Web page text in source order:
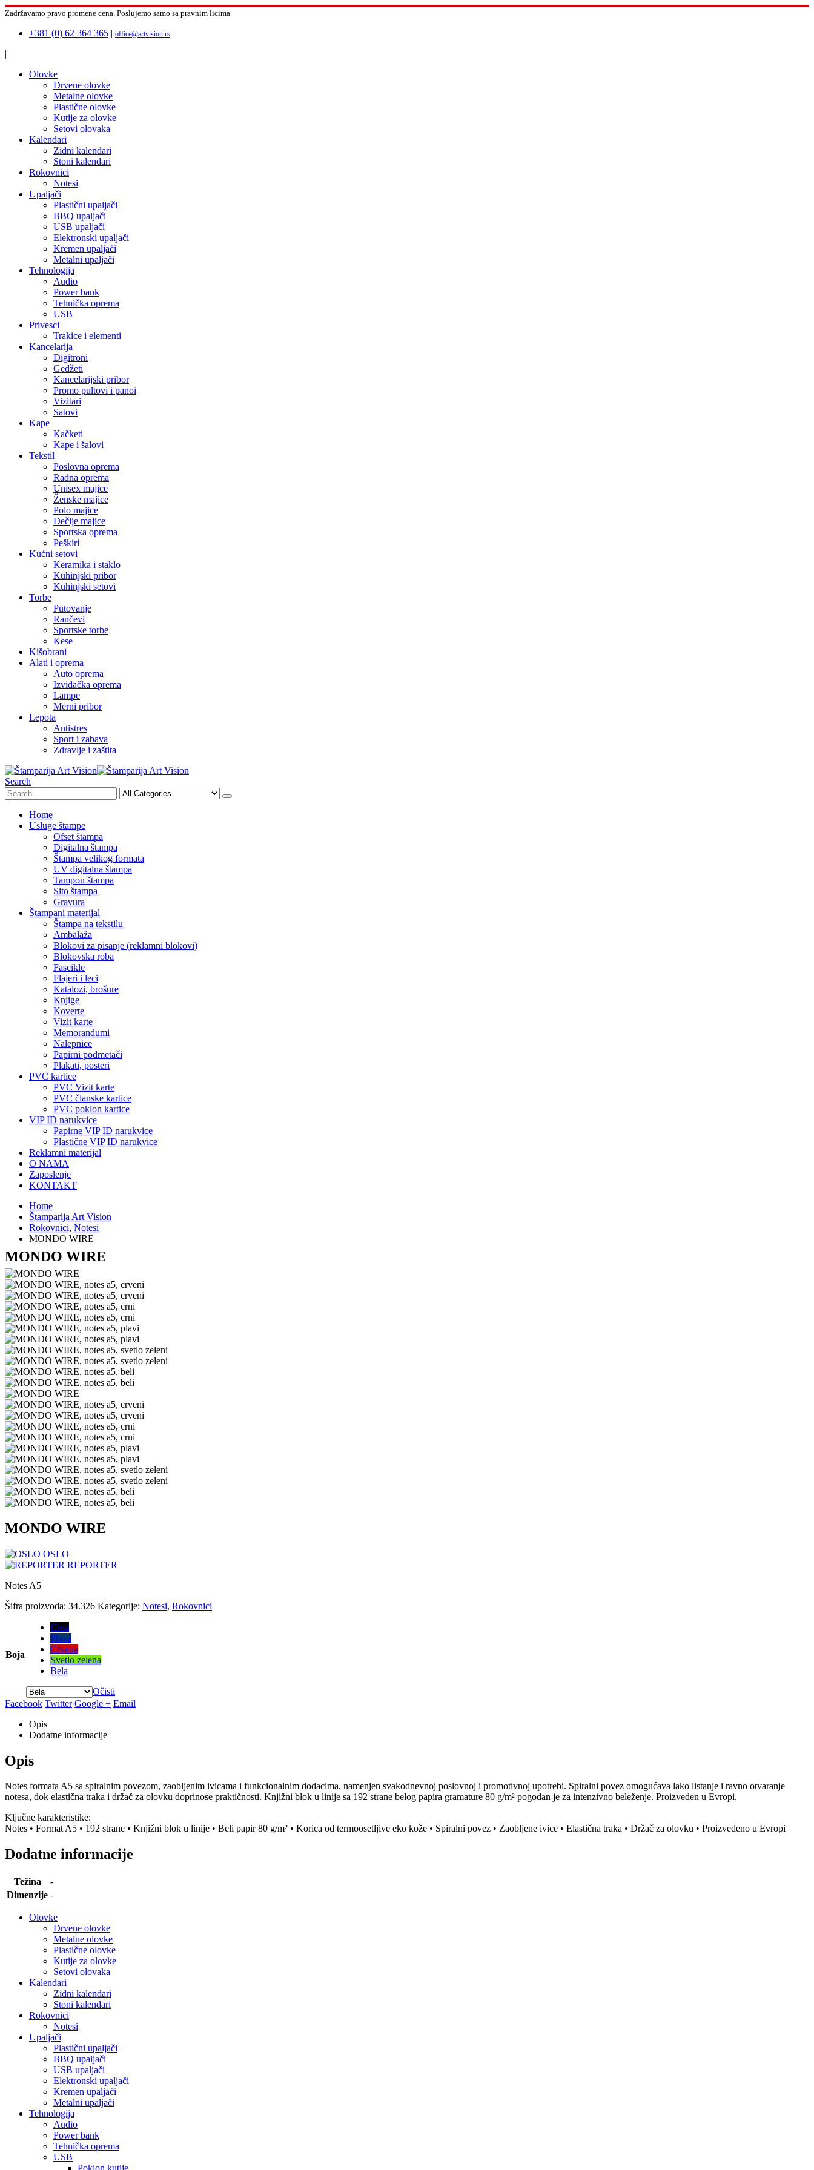
Zadržavamo pravo promene cena. Poslujemo samo sa pravnim licima
+381 (0) 62 364 365 | office@artvision.rs
|
Olovke
Drvene olovke
Metalne olovke
Plastične olovke
Kutije za olovke
Setovi olovaka
Kalendari
Zidni kalendari
Stoni kalendari
Rokovnici
Notesi
Upaljači
Plastični upaljači
BBQ upaljači
USB upaljači
Elektronski upaljači
Kremen upaljači
Metalni upaljači
Tehnologija
Audio
Power bank
Tehnička oprema
USB
Privesci
Trakice i elementi
Kancelarija
Digitroni
Gedžeti
Kancelarijski pribor
Promo pultovi i panoi
Vizitari
Satovi
Kape
Kačketi
Kape i šalovi
Tekstil
Poslovna oprema
Radna oprema
Unisex majice
Ženske majice
Polo majice
Dečije majice
Sportska oprema
Peškiri
Kućni setovi
Keramika i staklo
Kuhinjski pribor
Kuhinjski setovi
Torbe
Putovanje
Rančevi
Sportske torbe
Kese
Kišobrani
Alati i oprema
Auto oprema
Izviđačka oprema
Lampe
Merni pribor
Lepota
Antistres
Sport i zabava
Zdravlje i zaštita
Search
Home
Usluge štampe
Ofset štampa
Digitalna štampa
Štampa velikog formata
UV digitalna štampa
Tampon štampa
Sito štampa
Gravura
Štampani materijal
Štampa na tekstilu
Ambalaža
Blokovi za pisanje (reklamni blokovi)
Blokovska roba
Fascikle
Flajeri i leci
Katalozi, brošure
Knjige
Koverte
Vizit karte
Memorandumi
Nalepnice
Papirni podmetači
Plakati, posteri
PVC kartice
PVC Vizit karte
PVC članske kartice
PVC poklon kartice
VIP ID narukvice
Papirne VIP ID narukvice
Plastične VIP ID narukvice
Reklamni materijal
O NAMA
Zaposlenje
KONTAKT
Home
Štamparija Art Vision
Rokovnici, Notesi
MONDO WIRE
MONDO WIRE
MONDO WIRE
OSLO
REPORTER
Notes A5
Šifra proizvoda: 34.326 Kategorije: Notesi, Rokovnici
Boja
Crna
Plava
Crvena
Svetlo zelena
Bela
Očisti
Facebook Twitter Google + Email
Opis
Dodatne informacije
Opis
Notes formata A5 sa spiralnim povezom, zaobljenim ivicama i funkcionalnim dodacima, namenjen svakodnevnoj poslovnoj i promotivnoj upotrebi. Spiralni povez omogućava lako listanje i ravno otvaranje
notesa, dok elastična traka i držač za olovku doprinose praktičnosti. Knjižni blok u linije sa 192 strane belog papira gramature 80 g/m² pogodan je za intenzivno beleženje. Proizveden u Evropi.
Ključne karakteristike:
Notes • Format A5 • 192 strane • Knjižni blok u linije • Beli papir 80 g/m² • Korica od termoosetljive eko kože • Spiralni povez • Zaobljene ivice • Elastična traka • Držač za olovku • Proizvedeno u Evropi
Dodatne informacije
Težina
-
Dimenzije -
Olovke
Drvene olovke
Metalne olovke
Plastične olovke
Kutije za olovke
Setovi olovaka
Kalendari
Zidni kalendari
Stoni kalendari
Rokovnici
Notesi
Upaljači
Plastični upaljači
BBQ upaljači
USB upaljači
Elektronski upaljači
Kremen upaljači
Metalni upaljači
Tehnologija
Audio
Power bank
Tehnička oprema
USB